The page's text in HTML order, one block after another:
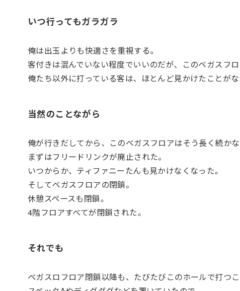
いつ行ってもガラガラ
俺は出玉よりも快適さを重視する。
客付きは混んでいない程度でいいのだが、このベガスフロ
俺たち以外に打っている客は、ほとんど見かけたことがな
当然のことながら
俺が行きだしてから、このベガスフロアはそう長く続かな
まずはフリードリンクが廃止された。
いつからか、ティファニーたんも見かけなくなった。
そしてベガスフロアの閉鎖。
休憩スペースも閉鎖。
4階フロアすべてが閉鎖された。
それでも
ベガスロフロア閉鎖以降も、たびたびこのホールで打つこ